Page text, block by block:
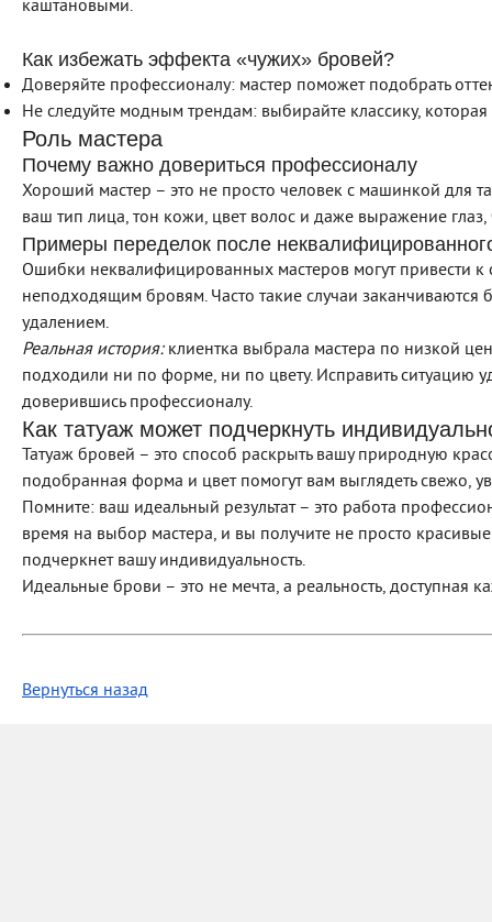
каштановыми.
Как избежать эффекта «чужих» бровей?
Доверяйте профессионалу: мастер поможет подобрать
Не следуйте модным трендам: выбирайте классику,
Роль мастера
Почему важно довериться профессионалу
Хороший мастер – это не просто человек с машинкой для
ваш тип лица, тон кожи, цвет волос и даже выражение глаз,
Примеры переделок после
Ошибки неквалифицированных мастеров могут привести
неподходящим бровям. Часто такие случаи
удалением.
Реальная история:клиентка выбрала мастера по низкой
подходили ни по форме, ни по цвету. Исправить ситуацию
доверившись профессионалу.
Как татуаж может подчеркнуть
Татуаж бровей – это способ раскрыть вашу природную
подобранная форма и цвет помогут вам выглядеть свежо,
Помните: ваш идеальный результат – это работа
время на выбор мастера, и вы получите не просто
подчеркнет вашу индивидуальность.
Идеальные брови – это не мечта, а реальность, доступная
Вернуться назад